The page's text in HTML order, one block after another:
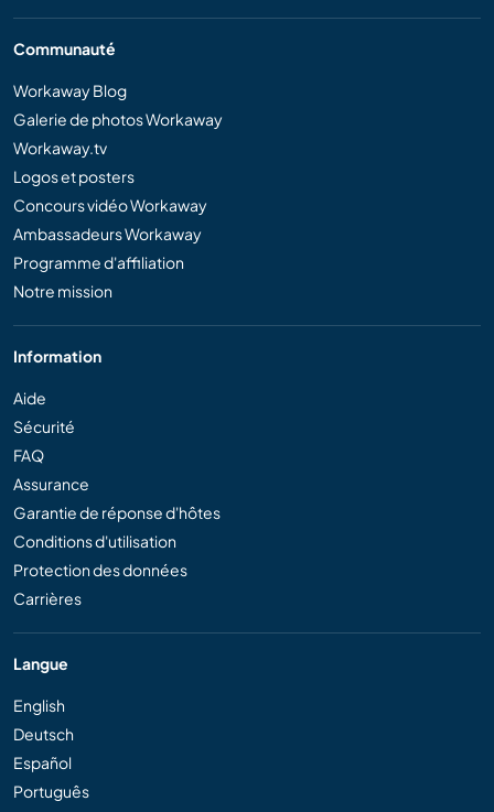
Communauté
Workaway Blog
Galerie de photos Workaway
Workaway.tv
Logos et posters
Concours vidéo Workaway
Ambassadeurs Workaway
Programme d'affiliation
Notre mission
Information
Aide
Sécurité
FAQ
Assurance
Garantie de réponse d'hôtes
Conditions d'utilisation
Protection des données
Carrières
Langue
English
Deutsch
Español
Português